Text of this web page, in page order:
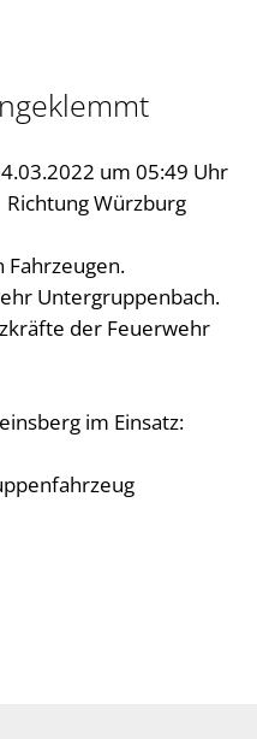
um 05:49 Uhr
Würzburg
Untergruppenbach.
der Feuerwehr
im Einsatz: